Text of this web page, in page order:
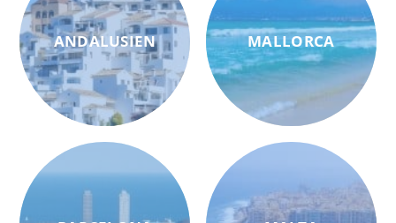
ANDALUSIEN MALLORCA